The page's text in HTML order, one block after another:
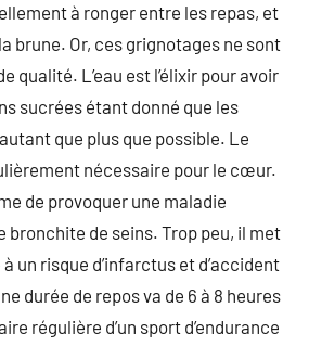
à ronger entre les repas, et
brune. Or, ces grignotages ne sont
qualité. L’eau est l’élixir pour avoir
sucrées étant donné que les
que plus que possible. Le
nécessaire pour le cœur.
de provoquer une maladie
bronchite de seins. Trop peu, il met
un risque d’infarctus et d’accident
durée de repos va de 6 à 8 heures
régulière d’un sport d’endurance